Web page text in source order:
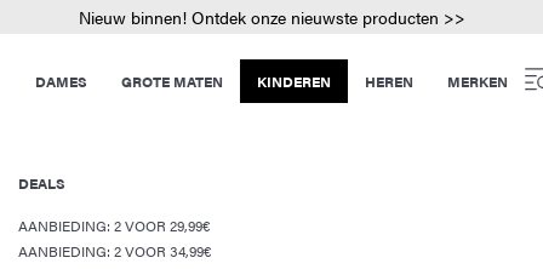
Nieuw binnen! Ontdek onze nieuwste producten >>
DAMES GROTE MATEN KINDEREN HEREN MERKEN
DEALS
AANBIEDING: 2 VOOR 29,99€
AANBIEDING: 2 VOOR 34,99€